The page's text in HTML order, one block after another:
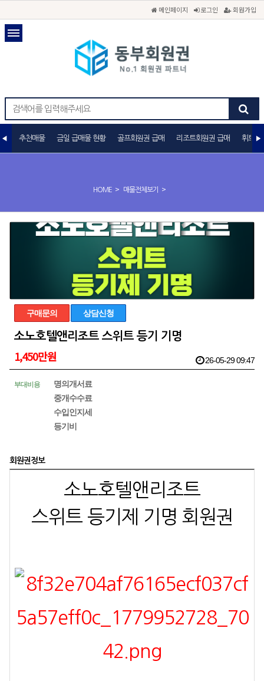
메인페이지 로그인 회원가입
HOME > 매물전체보기 >
추천매물 금일 급매물 현황 골프회원권 급매 리조트회원권 급매 휘트니
구매문의 상담신청
소노호텔앤리조트 스위트 등기 기명
1,450만원
부대비용
명의개서료
중개수수료
수입인지세
등기비
26-05-29 09:47
회원권정보
소노호텔앤리조트
스위트 등기제 기명 회원권